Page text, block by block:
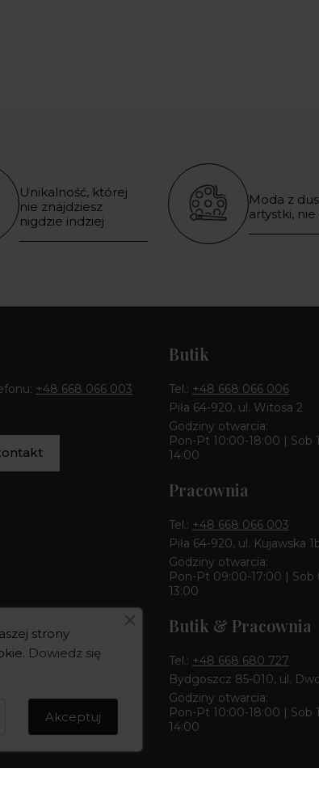
Unikalność, której
nie znajdziesz
nigdzie indziej
Moda z
artystki,
+48 668 066 003
Butik
Tel.: +48 668 066 006
Piła 64-920, ul. Witosa 2
Godziny otwarcia:
Pon-Pt 10:00-18:00 | Sob
14:00
Pracownia
Tel.: +48 668 066 003
Piła 64-920, ul. Kujawska
Godziny otwarcia:
Pon-Pt 09:00-17:00 | Sob
13:00
Butik & Pracownia
Tel.: +48 668 680 727
Bydgoszcz 85-010, ul.
Godziny otwarcia:
Pon-Pt 10:00-18:00 | Sob
14:00
strony
Dowiedz się
Akceptuj